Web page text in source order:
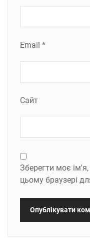
Email *
Сайт
Зберегти моє
цьому браузері